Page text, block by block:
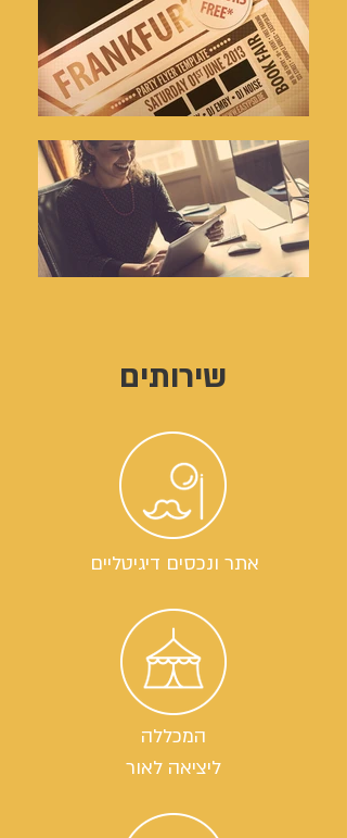
שירותים
המכללה
ליציאה לאור
אתר ונכסים דיגיטליים